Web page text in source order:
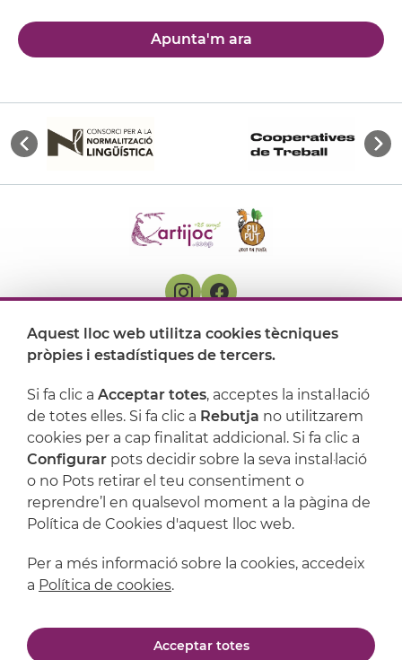
Apunta'm ara
On ens trobem
Suport
Política de privacitat
Aquest lloc web utilitza cookies tècniques
pròpies i estadístiques de tercers.
Si fa clic a Acceptar totes, acceptes la instal·lació
de totes elles. Si fa clic a Rebutja no utilitzarem
cookies per a cap finalitat addicional. Si fa clic a
Configurar pots decidir sobre la seva instal·lació
o no Pots retirar el teu consentiment o
reprendre’l en qualsevol moment a la pàgina de
Política de Cookies d'aquest lloc web.
Per a més informació sobre la cookies, accedeix
a Política de cookies.
Acceptar totes